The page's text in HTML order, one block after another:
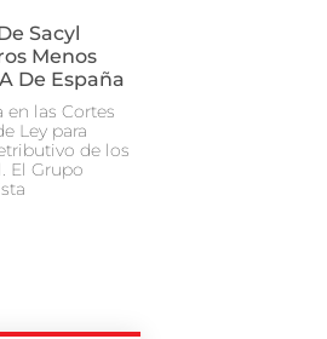
Sacyl
Menos
De España
en las Cortes
Ley para
de los
El Grupo